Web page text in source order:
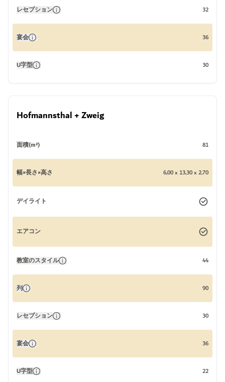
レセプション 32
宴会 36
U字型 30
Hofmannsthal + Zweig
面積(m²) 81
幅×長さ×高さ 6,00 x 13,30 x 2,70
デイライト
エアコン
教室のスタイル 44
列 90
レセプション 30
宴会 36
U字型 22